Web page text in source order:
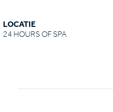
LOCATIE
24 HOURS OF SPA